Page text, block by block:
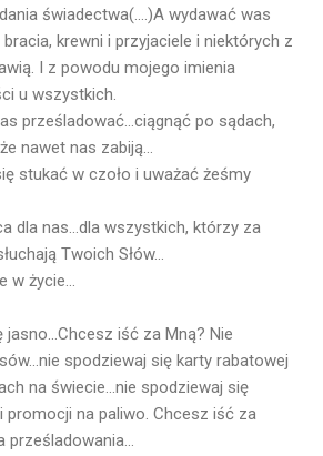
świadectwa(....)A wydawać was
krewni i przyjaciele i niektórych z
I z powodu mojego imienia
u wszystkich.
prześladować...ciągnąć po sądach,
nawet nas zabiją...
stukać w czoło i uważać żeśmy
dla nas...dla wszystkich, którzy za
Twoich Słów...
w życie...
iść za Mną? Nie
spodziewaj się karty rabatowej
na świecie...nie spodziewaj się
promocji na paliwo. Chcesz iść za
prześladowania...